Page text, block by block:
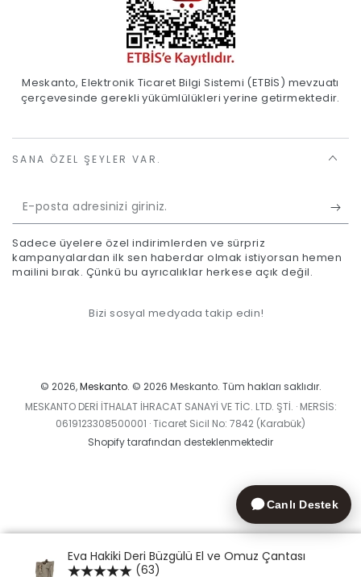
Meskanto, Elektronik Ticaret Bilgi Sistemi (ETBİS) mevzuatı
çerçevesinde gerekli yükümlülükleri yerine getirmektedir.
SANA ÖZEL ŞEYLER VAR.
E-
posta
adresinizi
giriniz.
Sadece üyelere özel indirimlerden ve sürpriz
kampanyalardan ilk sen haberdar olmak istiyorsan hemen
mailini bırak. Çünkü bu ayrıcalıklar herkese açık değil.
Bizi sosyal medyada takip edin!
© 2026,Meskanto. © 2026 Meskanto. Tüm hakları saklıdır.
MESKANTO DERİ İTHALAT İHRACAT SANAYİ VE TİC. LTD. ŞTİ. · MERSİS:
0619123308500001 · Ticaret Sicil No: 7842 (Karabük)
Shopify tarafından desteklenmektedir
yöntemleri
Canlı Destek
Eva Hakiki Deri Büzgülü El ve Omuz Çantası
(63)